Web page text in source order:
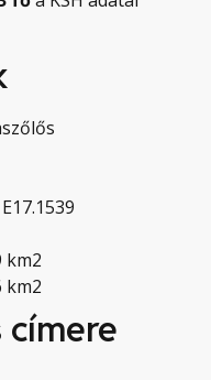
km2
km2